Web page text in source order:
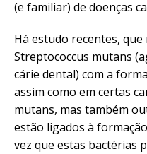
(e familiar) de doenças
Há estudo recentes,
Streptococcus mutans
cárie dental) com a
assim como em certas
mutans, mas também
estão ligados à
vez que estas bactérias